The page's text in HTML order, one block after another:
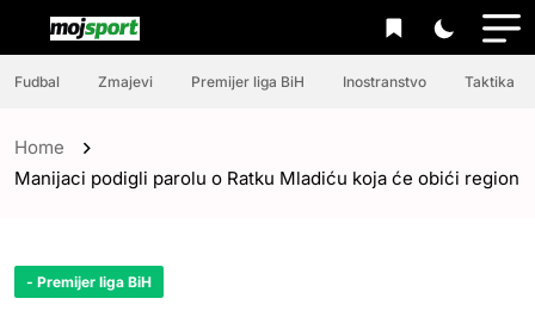
Fudbal Zmajevi Premijer liga BiH Inostranstvo Taktika
Home
Manijaci podigli parolu o Ratku Mladiću koja će obići region
- Premijer liga BiH